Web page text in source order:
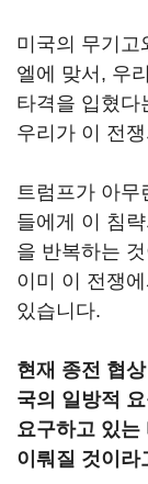
미국의 무기고
엘에 맞서, 우
타격을 입혔다
우리가 이 전
트럼프가 아무
들에게 이 침
을 반복하는
이미 이 전쟁
있습니다.
현재 종전 협
국의 일방적
요구하고 있는
이뤄질 것이라